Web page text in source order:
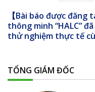
【Bài báo được
thông minh “HALC”
thử nghiệm thực tế
TỔNG GIÁM ĐỐC